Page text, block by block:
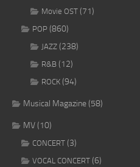
Movie OST (71)
POP (860)
JAZZ (238)
R&B (12)
ROCK (94)
Musical Magazine(58)
MV(10)
CONCERT (3)
VOCAL CONCERT (6)